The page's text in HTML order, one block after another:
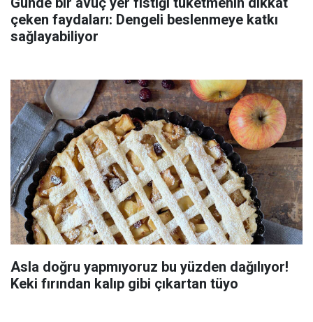
çeken faydaları: Dengeli beslenmeye katkı
sağlayabiliyor
Asla doğru yapmıyoruz bu yüzden dağılıyor!
Keki fırından kalıp gibi çıkartan tüyo